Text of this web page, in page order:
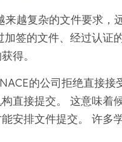
来越复杂的文件要求，
签的文件、经过认证
得。
的公司拒绝直接接
直接提交。 这意味着
安排文件提交。 许多